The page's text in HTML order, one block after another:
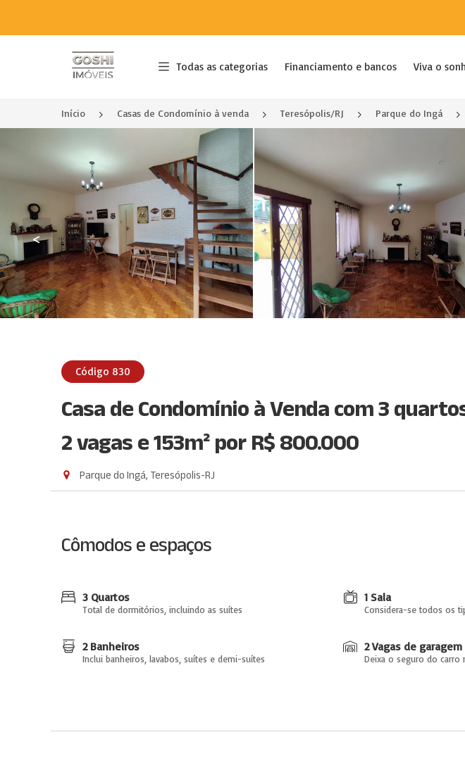
Página inicial
Todas as categorias Financiamento e bancos Viva o
Início Casas de Condomínio à venda Teresópolis/RJ Parque do Ingá
<
Código 830
Casa de Condomínio à Venda com 3
2 vagas e 153m²por R$ 800.000
Parque do Ingá, Teresópolis-RJ
Cômodos e espaços
3 Quartos
Total de dormitórios, incluindo as suítes
1 Sala
Considera-se todos os
2 Banheiros
Inclui banheiros, lavabos, suítes e demi-suítes
2 Vagas de garagem
Deixa o seguro do carro